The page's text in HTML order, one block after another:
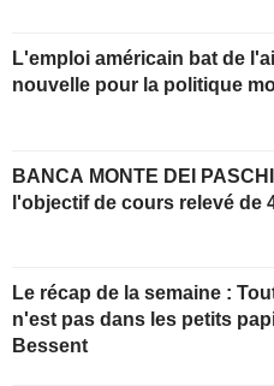
L'emploi américain bat de
nouvelle pour la politique
BANCA MONTE DEI
l'objectif de cours relevé de
Le récap de la semaine :
n'est pas dans les petits
Bessent